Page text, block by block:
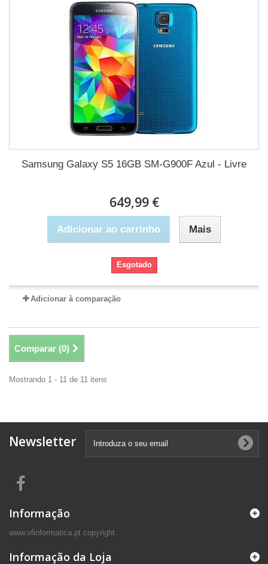
Samsung Galaxy S5 16GB SM-G900F Azul - Livre
649,99 €
Adicionar ao carrinho Mais
Esgotado
Adicionar à comparação
Comparar (0)
Mostrando 1 - 11 de 11 itens
Newsletter
Informação
www.vfinformatica.pt copyright.
Informação da Loja